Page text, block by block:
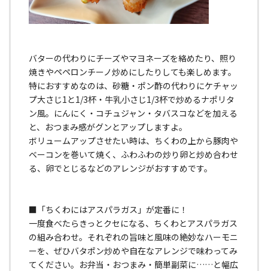
バターの代わりにチーズやマヨネーズを絡めたり、照り
焼きやペペロンチーノ炒めにしたりしても楽しめます。
特におすすめなのは、砂糖・ポン酢の代わりにケチャッ
プ大さじ1と1/3杯・牛乳小さじ1/3杯で炒めるナポリタ
ン風。にんにく・コチュジャン・タバスコなどを加える
と、おつまみ感がグンとアップしますよ。
ボリュームアップさせたい時は、ちくわの上から豚肉や
ベーコンを巻いて焼く、ふわふわの炒り卵と炒め合わせ
る、卵でとじるなどのアレンジがおすすめです。
■「ちくわにはアスパラガス」が定番に！
一度食べたらきっとクセになる、ちくわとアスパラガス
の組み合わせ。それぞれの旨味と風味の絶妙なハーモニ
ーを、ぜひバタポン炒めや自在なアレンジで味わってみ
てください。お弁当・おつまみ・簡単副菜に……と幅広